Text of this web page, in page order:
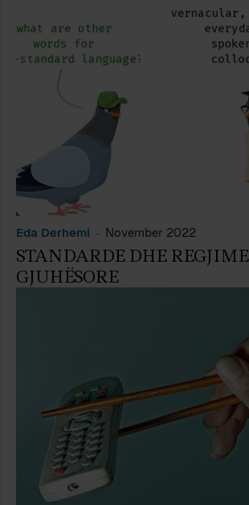
Eda Derhemi November 2022
STANDARDE DHE REGJIME
GJUHËSORE